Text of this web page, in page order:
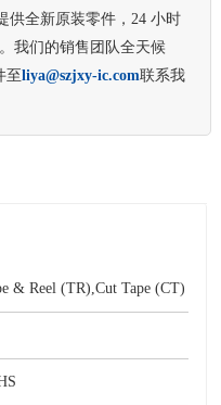
供全新原装零件，24 小时
我们的销售团队全天候
至liya@szjxy-ic.com联系我
& Reel (TR),Cut Tape (CT)